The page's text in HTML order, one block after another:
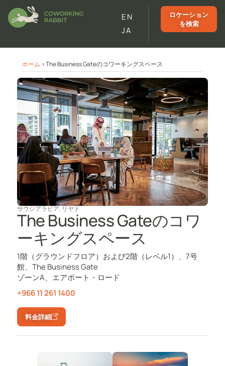
EN
JA
ロケーション
を検索
ホーム >The Business Gateのコワーキングスペース
サウジアラビア,リヤド
The Business Gateのコワ
ーキングスペース
1階（グラウンドフロア）および2階（レベル1）、7号
館、The Business Gate
ゾーンA、エアポート・ロード
+966 11 261 1400
料金詳細